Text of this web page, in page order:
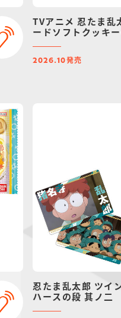
TVアニメ 忍たま乱
ードソフトクッキ
2026.10発売
忍たま乱太郎 ツイ
ハースの段 其ノ二